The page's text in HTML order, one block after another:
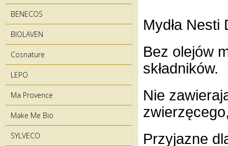
BENECOS
BIOLAVEN
Cosnature
LEPO
Ma Provence
Make Me Bio
SYLVECO
Mydła
Bez olejów
składników.
Nie
Przyjazne